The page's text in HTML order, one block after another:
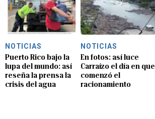
NOTICIAS
Puerto Rico bajo la
lupa del mundo: así
reseña la prensa la
crisis del agua
NOTICIAS
En fotos: así luce
Carraízo el día en que
comenzó el
racionamiento